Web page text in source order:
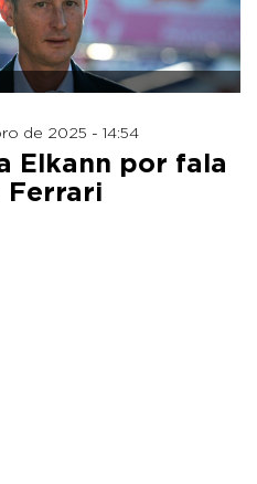
de 2025 - 14:54
Elkann por fala
Ferrari